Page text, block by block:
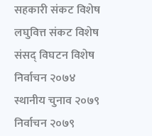
सहकारी संकट विशेष
लघुवित्त संकट विशेष
संसद् विघटन विशेष
निर्वाचन २०७४
स्थानीय चुनाव २०७९
निर्वाचन २०७९